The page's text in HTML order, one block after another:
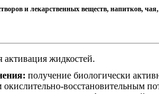
и лекарственных веществ, напитков,
активация жидкостей.
получение биологически
окислительно-восстановительным